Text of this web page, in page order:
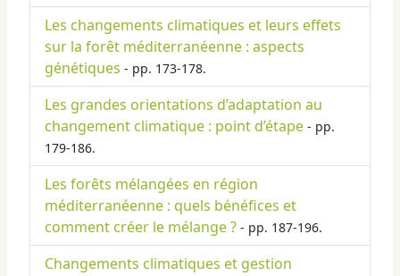
Les changements climatiques et leurs effets
sur la forêt méditerranéenne : aspects
génétiques - pp. 173-178.
Les grandes orientations d’adaptation au
changement climatique : point d’étape - pp.
179-186.
Les forêts mélangées en région
méditerranéenne : quels bénéfices et
comment créer le mélange ? - pp. 187-196.
Changements climatiques et gestion